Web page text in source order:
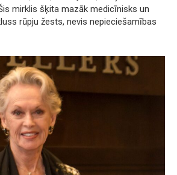
mirklis šķita mazāk medicīnisks un
rūpju žests, nevis nepieciešamības